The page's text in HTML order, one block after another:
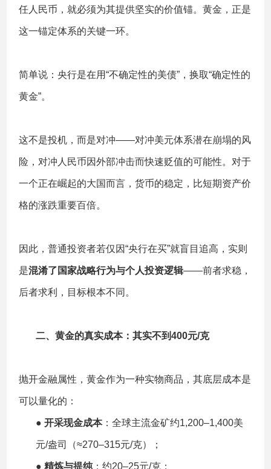
任人民币，就必须为其提供坚实的价值锚。黄金，正是
这一锚定体系的关键一环。
简单说：央行是在用“不确定性的美债”，换取“确定性的
黄金”。
这不是投机，而是对冲——对冲美元体系潜在崩塌的风
险，对冲人民币因外部冲击而快速贬值的可能性。对于
一个正在崛起的大国而言，货币的稳定，比短期资产价
格的涨跌重要百倍。
因此，普通投资者若仅因“央行在买”就盲目追高，实则
是混淆了国家战略行为与个人投资逻辑——前者求稳，
后者求利，目标根本不同。
二、 黄金的真实成本：其实不到400元/克
抛开金融属性，黄金作为一种实物商品，其底层成本是
可以量化的：
● 开采现金成本：全球主流金矿约1,200–1,400美
元/盎司（≈270–315元/克）；
● 精炼与提纯：约20–25元/克；